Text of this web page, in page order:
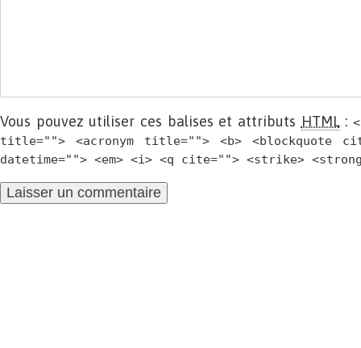
Vous pouvez utiliser ces balises et attributs HTML:
title=""> <acronym title=""> <b> <blockquote
datetime=""> <em> <i> <q cite=""> <strike>